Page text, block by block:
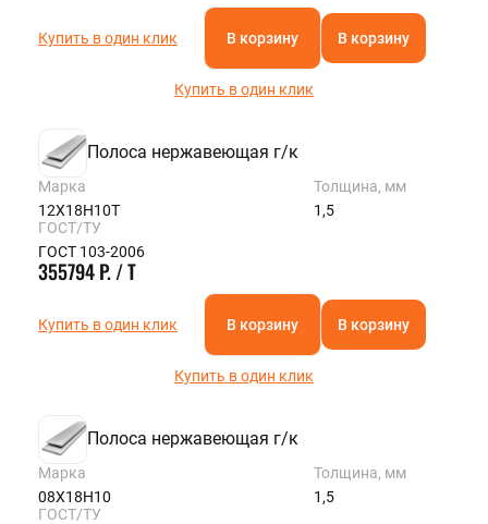
Купить в один клик В корзину В корзину
Купить в один клик
Полоса нержавеющая г/к
Марка
12Х18Н10Т
Толщина, мм
1,5
ГОСТ/ТУ
ГОСТ 103-2006
355794 Р. / Т
Купить в один клик В корзину В корзину
Купить в один клик
Полоса нержавеющая г/к
Марка
08Х18Н10
Толщина, мм
1,5
ГОСТ/ТУ